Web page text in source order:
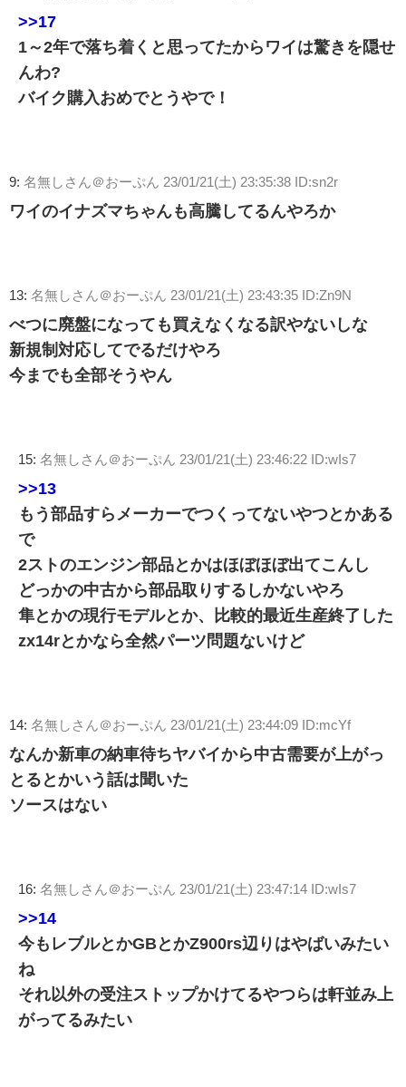
>>17
1～2年で落ち着くと思ってたからワイは驚きを隠せ
んわ?
バイク購入おめでとうやで！
9: 名無しさん＠おーぷん 23/01/21(土) 23:35:38 ID:sn2r
ワイのイナズマちゃんも高騰してるんやろか
13: 名無しさん＠おーぷん 23/01/21(土) 23:43:35 ID:Zn9N
べつに廃盤になっても買えなくなる訳やないしな
新規制対応してでるだけやろ
今までも全部そうやん
15: 名無しさん＠おーぷん 23/01/21(土) 23:46:22 ID:wIs7
>>13
もう部品すらメーカーでつくってないやつとかある
で
2ストのエンジン部品とかはほぼほぼ出てこんし
どっかの中古から部品取りするしかないやろ
隼とかの現行モデルとか、比較的最近生産終了した
zx14rとかなら全然パーツ問題ないけど
14: 名無しさん＠おーぷん 23/01/21(土) 23:44:09 ID:mcYf
なんか新車の納車待ちヤバイから中古需要が上がっ
とるとかいう話は聞いた
ソースはない
16: 名無しさん＠おーぷん 23/01/21(土) 23:47:14 ID:wIs7
>>14
今もレブルとかGBとかZ900rs辺りはやばいみたい
ね
それ以外の受注ストップかけてるやつらは軒並み上
がってるみたい